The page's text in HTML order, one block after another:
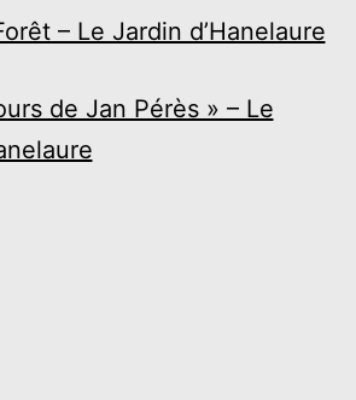
– Le Jardin d’Hanelaure
de Jan Pérès » – Le